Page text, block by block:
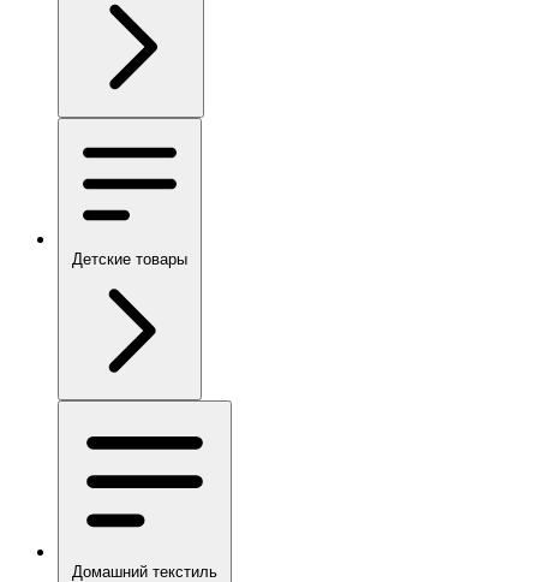
Детские товары
Домашний текстиль